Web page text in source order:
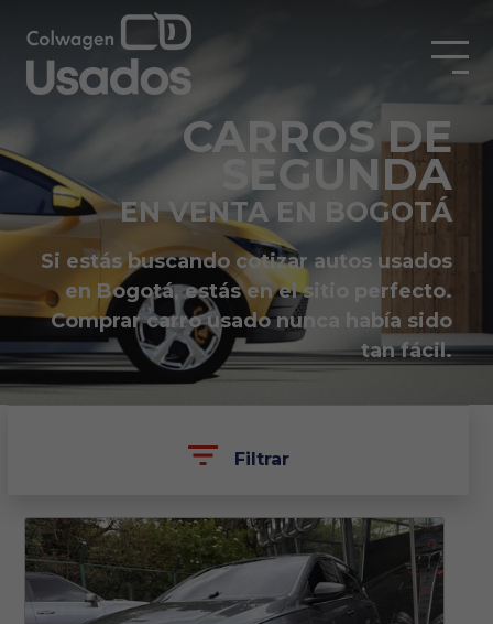
CARROS DE
SEGUNDA
EN VENTA EN BOGOTÁ
Si estás buscando cotizar autos usados
en Bogotá, estás en el sitio perfecto.
Comprar carro usado nunca había sido
tan fácil.
Filtrar